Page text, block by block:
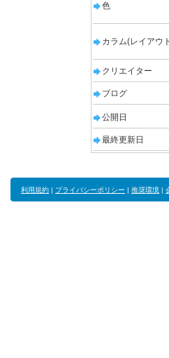
色
カラム(レイアウ
クリエイター
ブログ
公開日
最終更新日
利用規約 | プライバシーポリシー | 推奨環境 |